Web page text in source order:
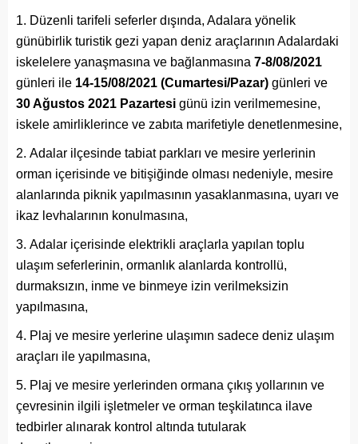
Düzenli tarifeli seferler dışında, Adalara yönelik
günübirlik turistik gezi yapan deniz araçlarının Adalardaki
iskelelere yanaşmasına ve bağlanmasına 7-8/08/2021
günleri ile 14-15/08/2021 (Cumartesi/Pazar) günleri ve
30 Ağustos 2021 Pazartesi günü izin verilmemesine,
iskele amirliklerince ve zabıta marifetiyle denetlenmesine,
Adalar ilçesinde tabiat parkları ve mesire yerlerinin
orman içerisinde ve bitişiğinde olması nedeniyle, mesire
alanlarında piknik yapılmasının yasaklanmasına, uyarı ve
ikaz levhalarının konulmasına,
Adalar içerisinde elektrikli araçlarla yapılan toplu
ulaşım seferlerinin, ormanlık alanlarda kontrollü,
durmaksızın, inme ve binmeye izin verilmeksizin
yapılmasına,
Plaj ve mesire yerlerine ulaşımın sadece deniz ulaşım
araçları ile yapılmasına,
Plaj ve mesire yerlerinden ormana çıkış yollarının ve
çevresinin ilgili işletmeler ve orman teşkilatınca ilave
tedbirler alınarak kontrol altında tutularak